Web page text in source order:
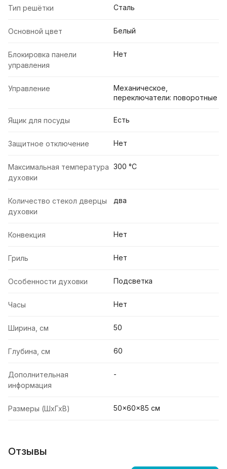
Тип решётки Сталь
Основной цвет Белый
Блокировка панели
управления
Нет
Управление
Механическое,
переключатели: поворотные
Ящик для посуды Есть
Защитное отключение Нет
Максимальная температура
духовки
300 °С
Количество стекол дверцы
духовки
два
Конвекция Нет
Гриль Нет
Особенности духовки Подсветка
Часы Нет
Ширина, см 50
Глубина, см 60
Дополнительная
информация
-
Размеры (ШхГхВ) 50x60x85 см
Отзывы